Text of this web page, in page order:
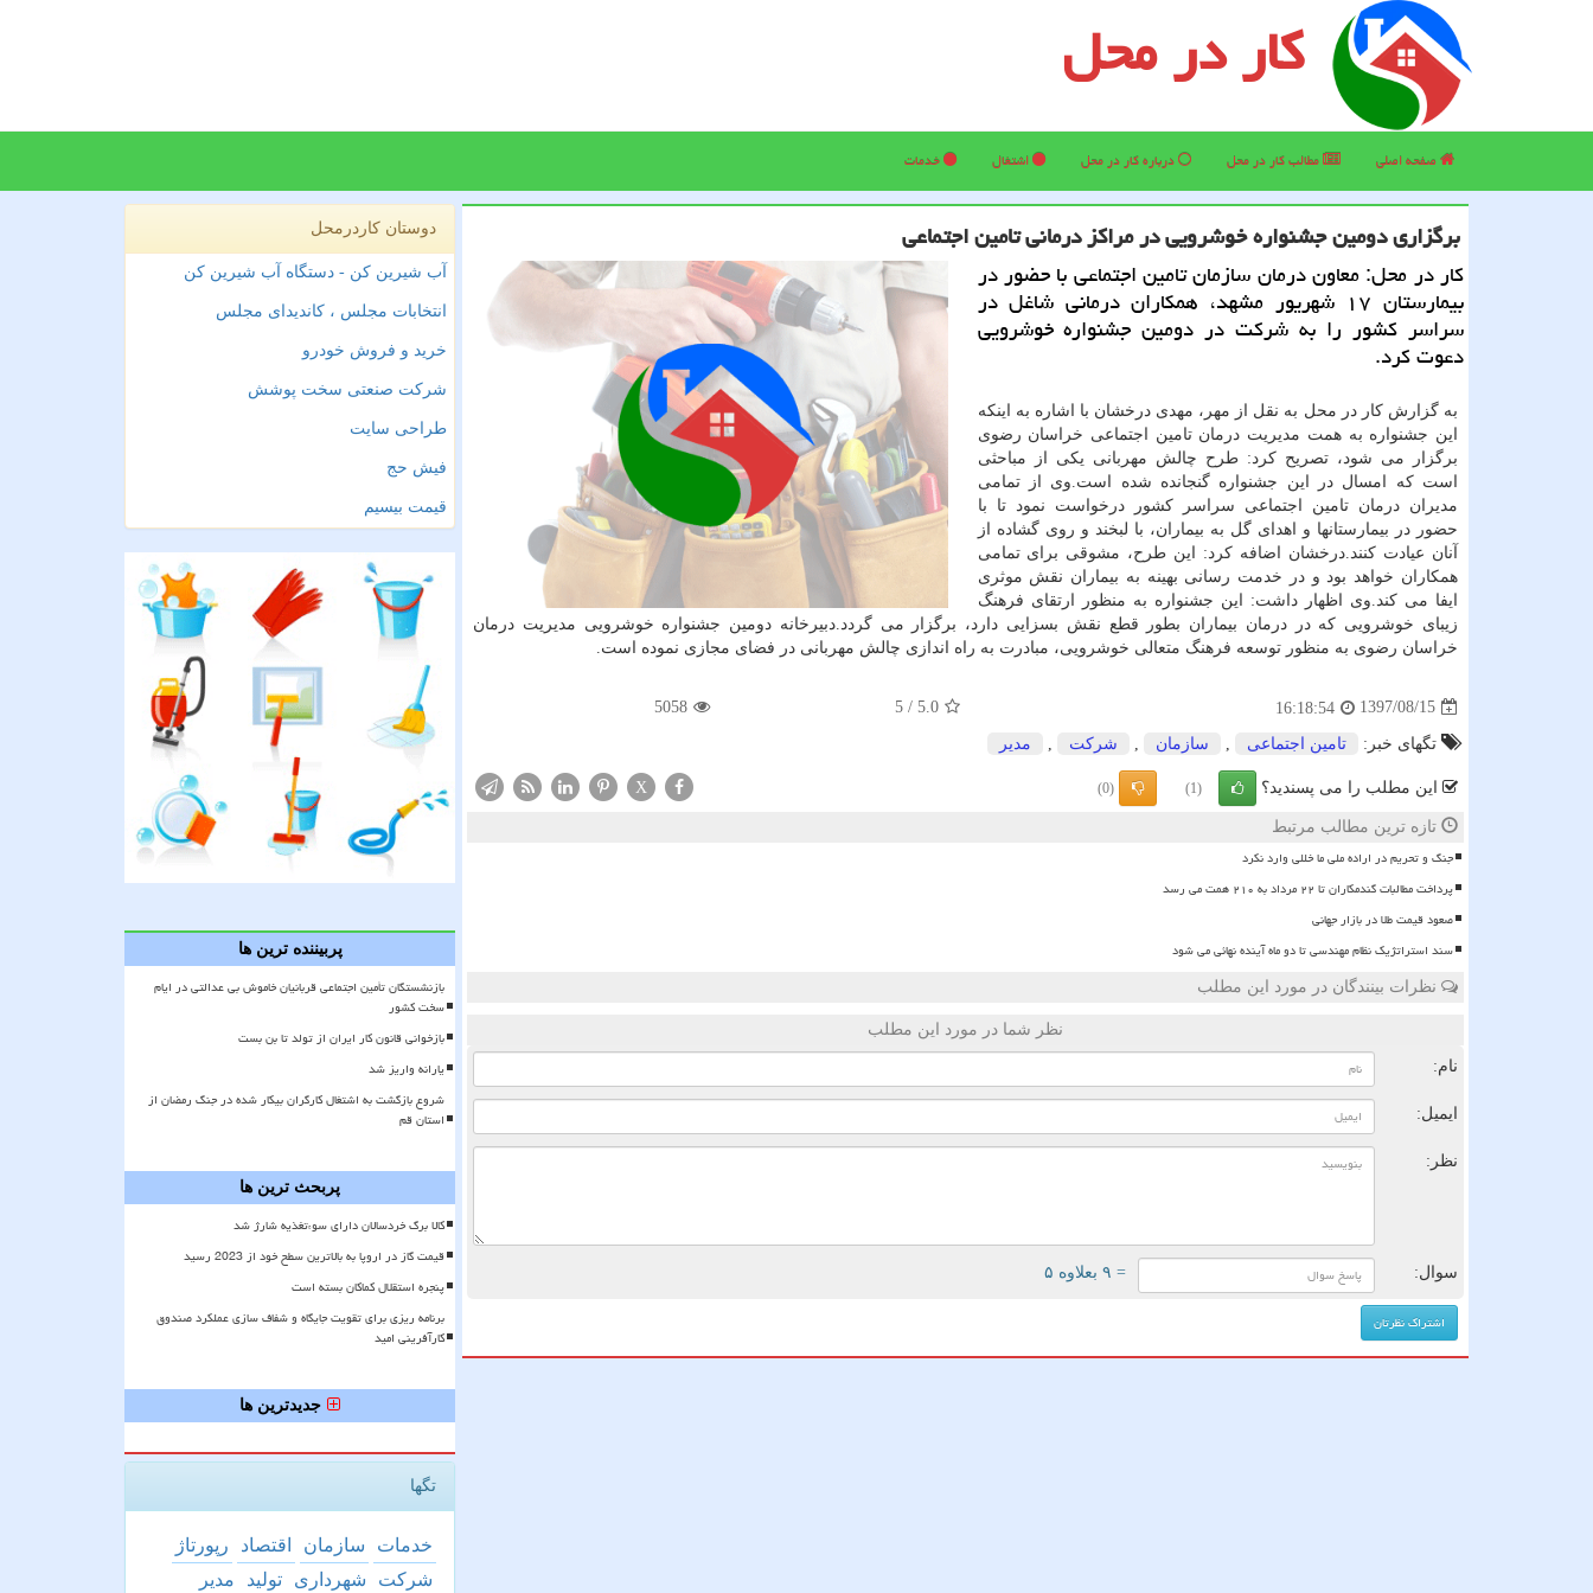
کار در محل
صفحه اصلی مطالب كار در محل درباره كار در محل اشتغال خدمات
برگزاری دومین جشنواره خوشرویی در مراكز درمانی تامین اجتماعی
كار در محل: معاون درمان سازمان تامین اجتماعی با حضور در
بیمارستان ۱۷ شهریور مشهد، همكاران درمانی شاغل در
سراسر كشور را به شركت در دومین جشنواره خوشرویی
دعوت كرد.
به گزارش كار در محل به نقل از مهر، مهدی درخشان با اشاره به اینكه
این جشنواره به همت مدیریت درمان تامین اجتماعی خراسان رضوی
برگزار می شود، تصریح كرد: طرح چالش مهربانی یكی از مباحثی
است كه امسال در این جشنواره گنجانده شده است.وی از تمامی
مدیران درمان تامین اجتماعی سراسر كشور درخواست نمود تا با
حضور در بیمارستانها و اهدای گل به بیماران، با لبخند و روی گشاده از
آنان عیادت كنند.درخشان اضافه كرد: این طرح، مشوقی برای تمامی
همكاران خواهد بود و در خدمت رسانی بهینه به بیماران نقش موثری
ایفا می كند.وی اظهار داشت: این جشنواره به منظور ارتقای فرهنگ
زیبای خوشرویی كه در درمان بیماران بطور قطع نقش بسزایی دارد، برگزار می گردد.دبیرخانه دومین جشنواره خوشرویی مدیریت درمان
خراسان رضوی به منظور توسعه فرهنگ متعالی خوشرویی، مبادرت به راه اندازی چالش مهربانی در فضای مجازی نموده است.
1397/08/15
16:18:54
5.0
/
5
5058
تگهای خبر: تامین اجتماعی سازمان شركت مدیر
این مطلب را می پسندید؟ (1)
(0)
X
تازه ترین مطالب مرتبط
جنگ و تحریم در اراده ملی ما خللی وارد نکرد
پرداخت مطالبات گندمکاران تا ۲۲ مرداد به ۲۱۰ همت می رسد
صعود قیمت طلا در بازار جهانی
سند استراتژیک نظام مهندسی تا دو ماه آینده نهائی می شود
نظرات بینندگان در مورد این مطلب
نظر شما در مورد این مطلب
نام:
ایمیل:
نظر:
سوال: = ۹ بعلاوه ۵
دوستان کاردرمحل
آب شیرین کن - دستگاه آب شیرین کن
انتخابات مجلس ، کاندیدای مجلس
خرید و فروش خودرو
شرکت صنعتی سخت پوشش
طراحی سایت
فیش حج
قیمت بیسیم
پربیننده ترین ها
بازنشستگان تأمین اجتماعی قربانیان خاموش بی عدالتی در ایام
سخت کشور
بازخوانی قانون کار ایران از تولد تا بن بست
یارانه واریز شد
شروع بازگشت به اشتغال کارگران بیکار شده در جنگ رمضان از
استان قم
پربحث ترین ها
کالا برگ خردسالان دارای سوءتغذیه شارژ شد
قیمت گاز در اروپا به بالاترین سطح خود از 2023 رسید
پنجره استقلال کماکان بسته است
برنامه ریزی برای تقویت جایگاه و شفاف سازی عملکرد صندوق
کارآفرینی امید
جدیدترین ها
تگها
خدمات سازمان اقتصاد
رپورتاژ
شركت
شهرداری تولید مدیر